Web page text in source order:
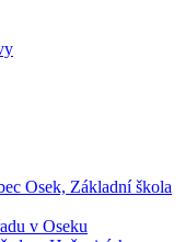
Osek, Základní škola
v Oseku